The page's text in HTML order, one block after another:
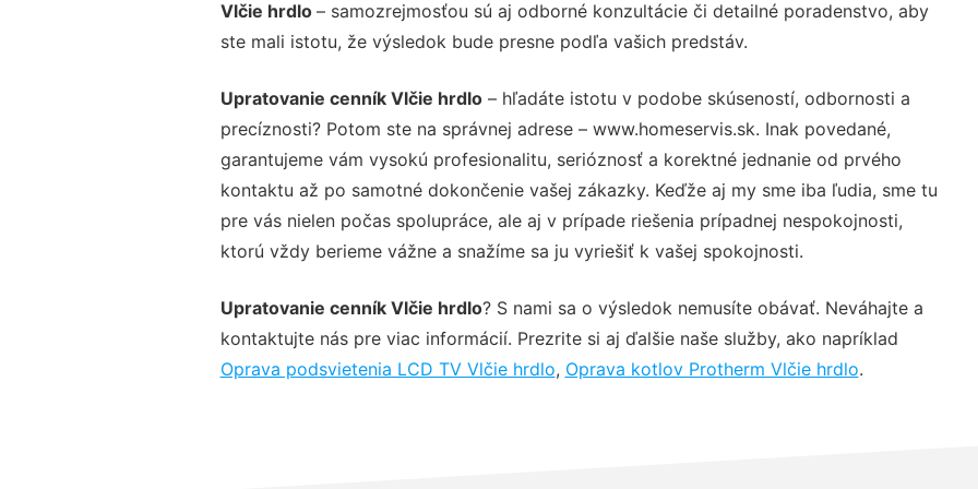
Vlčie hrdlo – samozrejmosťou sú aj odborné konzultácie či detailné poradenstvo, aby
ste mali istotu, že výsledok bude presne podľa vašich predstáv.
Upratovanie cenník Vlčie hrdlo– hľadáte istotu v podobe skúseností, odbornosti a
precíznosti? Potom ste na správnej adrese – www.homeservis.sk. Inak povedané,
garantujeme vám vysokú profesionalitu, serióznosť a korektné jednanie od prvého
kontaktu až po samotné dokončenie vašej zákazky. Keďže aj my sme iba ľudia, sme tu
pre vás nielen počas spolupráce, ale aj v prípade riešenia prípadnej nespokojnosti,
ktorú vždy berieme vážne a snažíme sa ju vyriešiť k vašej spokojnosti.
Upratovanie cenník Vlčie hrdlo? S nami sa o výsledok nemusíte obávať. Neváhajte a
kontaktujte nás pre viac informácií. Prezrite si aj ďalšie naše služby, ako napríklad
Oprava podsvietenia LCD TV Vlčie hrdlo, Oprava kotlov Protherm Vlčie hrdlo.